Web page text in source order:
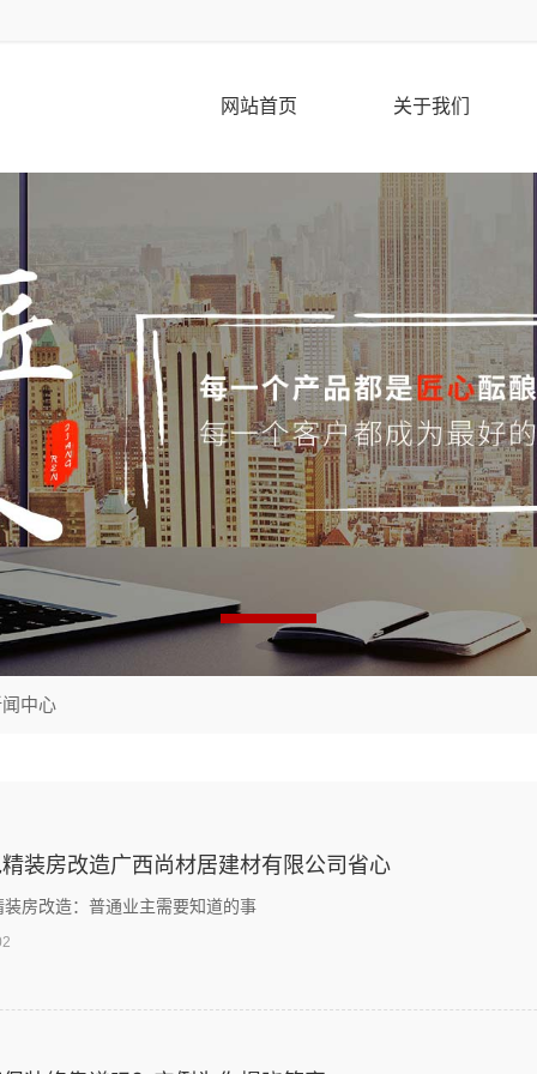
网站首页 关于我们
中心
装房改造广西尚材居建材有限公司省心
房改造：普通业主需要知道的事